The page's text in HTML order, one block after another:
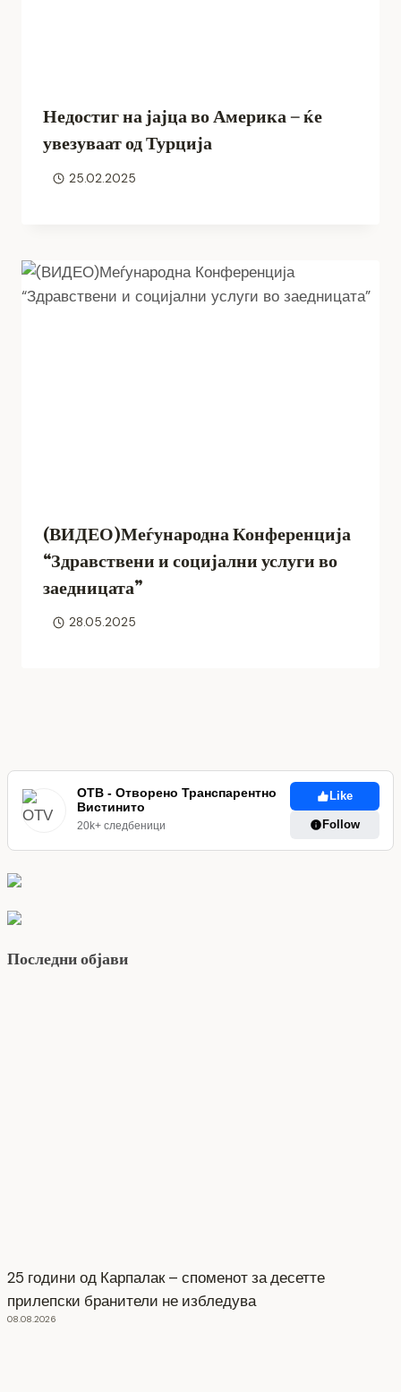
Недостиг на јајца во Америка – ќе
увезуваат од Турција
25.02.2025
(ВИДЕО)Меѓународна Конференција
“Здравствени и социјални услуги во
заедницата”
28.05.2025
ОТВ - Отворено Транспарентно
Вистинито
20k+ следбеници
Like
Follow
Последни објави
25 години од Карпалак – споменот за десетте
прилепски бранители не избледува
08.08.2026